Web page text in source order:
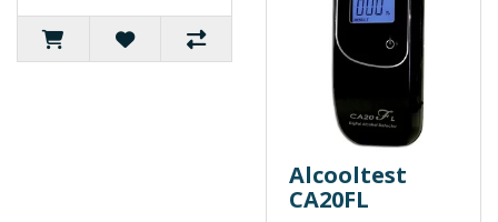
Alcooltest
CA20FL